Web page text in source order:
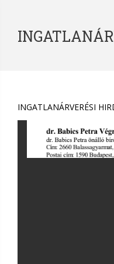
INGATLANÁRVERÉSI